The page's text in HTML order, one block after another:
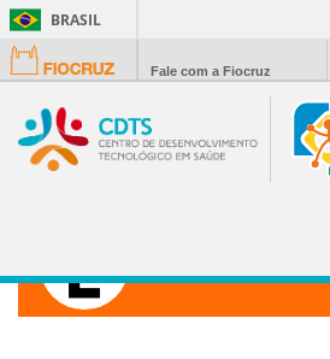
BRASIL
Fale com a Fiocruz